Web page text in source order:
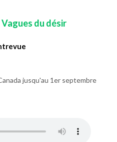
du désir
jusqu'au 1er septembre